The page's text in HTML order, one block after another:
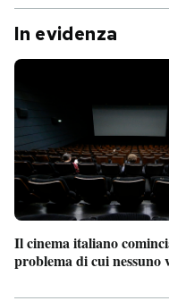
In evidenza
Il cinema italiano
problema di cui nessuno